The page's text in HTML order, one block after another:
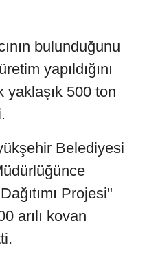
bulunduğunu
yapıldığını
yaklaşık 500 ton
Belediyesi
Projesi"
arılı kovan